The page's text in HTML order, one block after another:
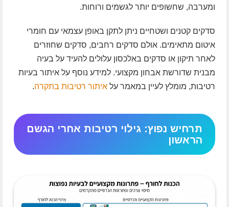
ומערבה, שחשופים יותר לגשמים ורוחות.
סדקים קטנים ושטחיים ניתן לתקן באופן עצמאי עם חומרי
איטום מתאימים. אולם סדקים רחבים, סדקים שחוזרים
לאחר תיקון או סדקים באלכסון עלולים להעיד על בעיה
מבנית שדורשת אבחון מקצועי. למידע נוסף על איתור בעיות
רטיבות, מומלץ לעיין במאמר על איתור רטיבות בתקרה.
תרחיש נפוץ: גילוי רטיבות אחרי הגשם
הראשון